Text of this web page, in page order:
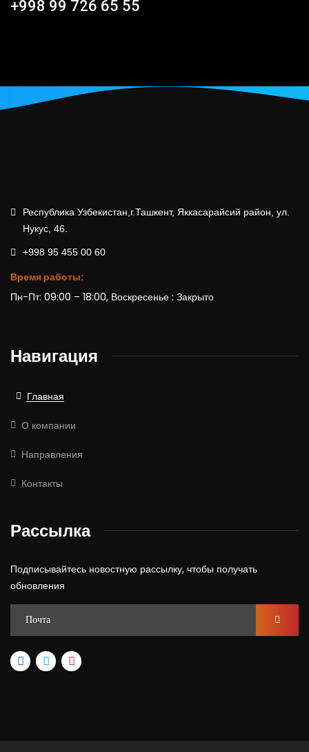
+998 99 726 65 55
Республика Узбекистан,г.Ташкент, Яккасарайсий район, ул.
Нукус, 46.
+998 95 455 00 60
Время работы:
Пн-Пт: 09:00 – 18:00, Воскресенье : Закрыто
Навигация
Главная
О компании
Направления
Контакты
Рассылка
Подписывайтесь новостную рассылку, чтобы получать
обновления